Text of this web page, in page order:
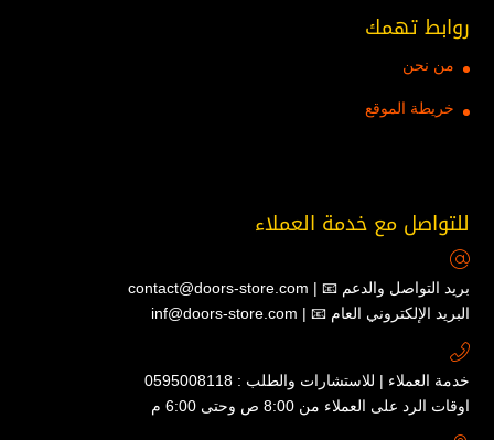
روابط تهمك
من نحن
خريطة الموقع
للتواصل مع خدمة العملاء
contact@doors-store.com | 📧 بريد التواصل والدعم
inf@doors-store.com | 📧 البريد الإلكتروني العام
خدمة العملاء | للاستشارات والطلب : 0595008118
اوقات الرد على العملاء من 8:00 ص وحتى 6:00 م